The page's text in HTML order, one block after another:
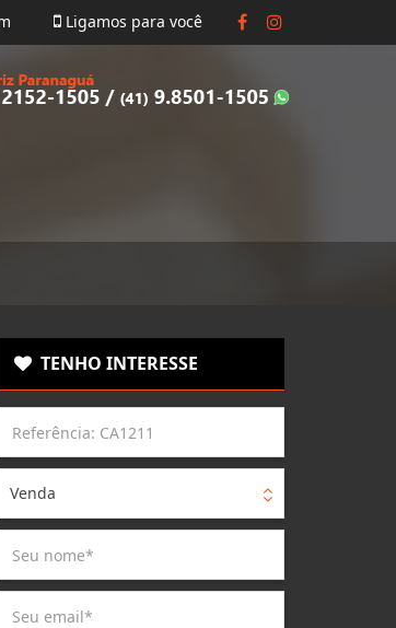
Ligamos para você
TENHO INTERESSE
Venda